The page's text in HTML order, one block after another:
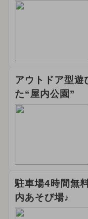
アウトドア型遊
た“屋内公園”
駐車場4時間無
内あそび場♪